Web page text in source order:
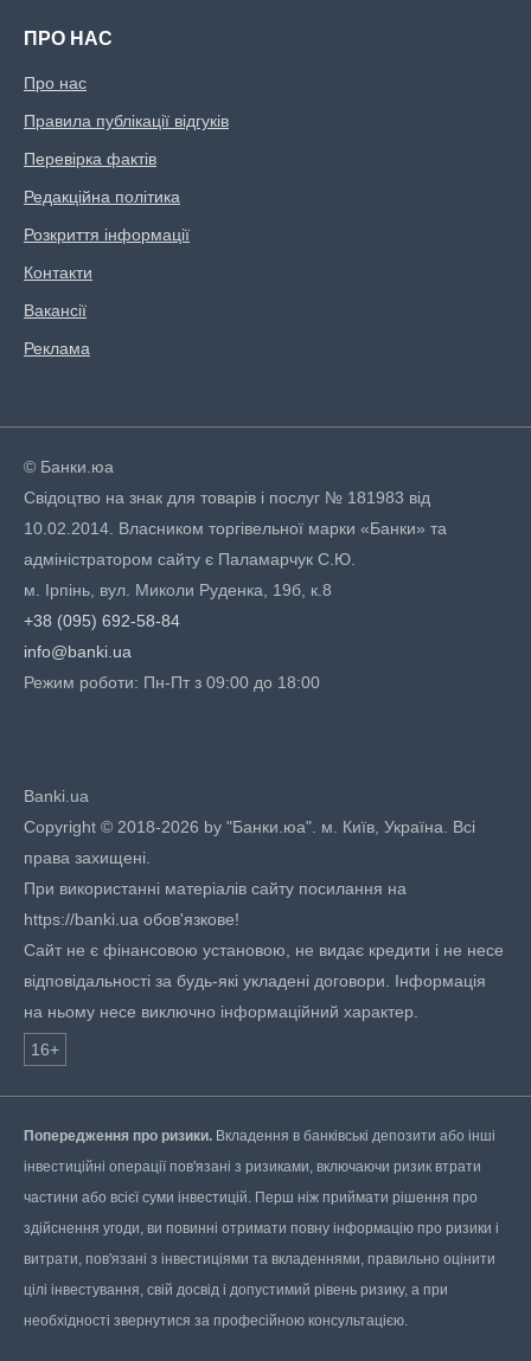
ПРО НАС
Про нас
Правила публікації відгуків
Перевірка фактів
Редакційна політика
Розкриття інформації
Контакти
Вакансії
Реклама
© Банки.юа
Свідоцтво на знак для товарів і послуг № 181983 від
10.02.2014. Власником торгівельної марки «Банки» та
адміністратором сайту є Паламарчук С.Ю.
м. Ірпінь, вул. Миколи Руденка, 19б, к.8
+38 (095) 692-58-84
info@banki.ua
Режим роботи: Пн-Пт з 09:00 до 18:00
Banki.ua
Copyright © 2018-2026 by "Банки.юа". м. Київ, Україна. Всі
права захищені.
При використанні матеріалів сайту посилання на
https://banki.ua обов'язкове!
Сайт не є фінансовою установою, не видає кредити і не несе
відповідальності за будь-які укладені договори. Інформація
на ньому несе виключно інформаційний характер.
16+
Попередження про ризики. Вкладення в банківські депозити або інші
інвестиційні операції пов'язані з ризиками, включаючи ризик втрати
частини або всієї суми інвестицій. Перш ніж приймати рішення про
здійснення угоди, ви повинні отримати повну інформацію про ризики і
витрати, пов'язані з інвестиціями та вкладеннями, правильно оцінити
цілі інвестування, свій досвід і допустимий рівень ризику, а при
необхідності звернутися за професійною консультацією.